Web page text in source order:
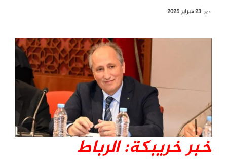
في 23 فبراير 2025
خبر خريبكة: الرباط